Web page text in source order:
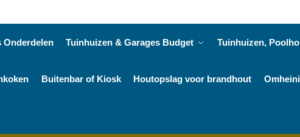
Onderdelen Tuinhuizen & Garages Budget Tuinhuizen,
Buitenbar of Kiosk Houtopslag voor brandhout